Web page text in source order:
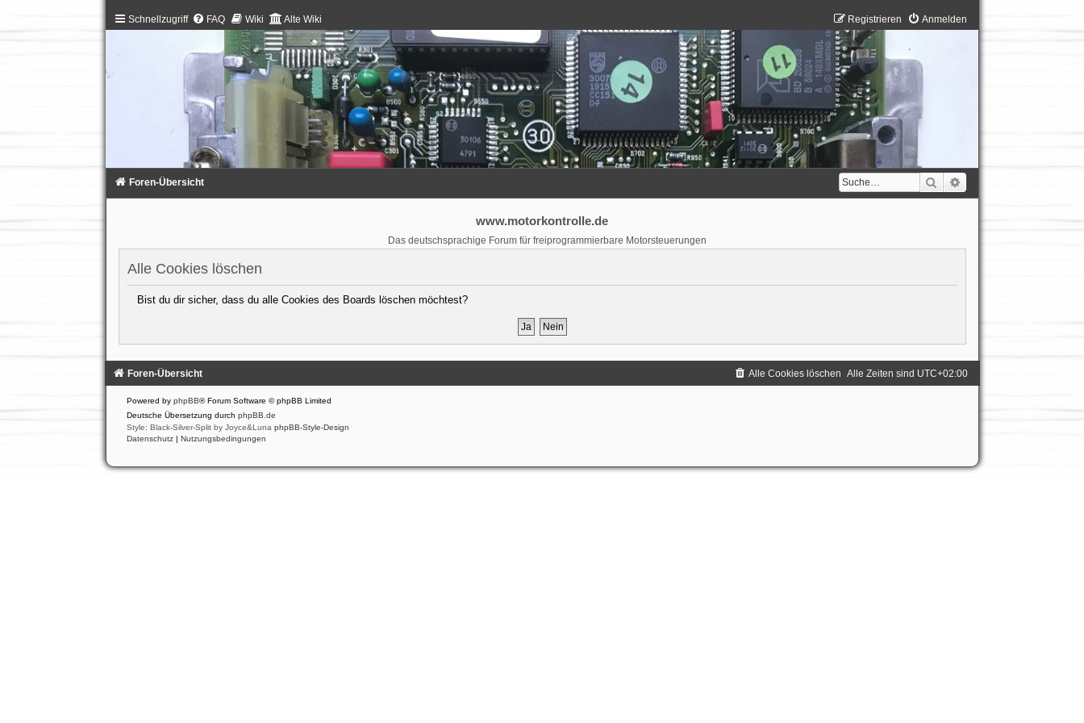
Schnellzugriff FAQ Wiki Alte Wiki Anmelden
Registrieren
Suche
Foren-Übersicht
www.motorkontrolle.de
Das deutschsprachige Forum für freiprogrammierbare Motorsteuerungen
Alle Cookies löschen
Bist du dir sicher, dass du alle Cookies des Boards löschen möchtest?
Foren-Übersicht Alle Zeiten sind UTC+02:00
Alle Cookies löschen
Powered by phpBB® Forum Software © phpBB Limited
Deutsche Übersetzung durch phpBB.de
Style: Black-Silver-Split by Joyce&Luna phpBB-Style-Design
Datenschutz | Nutzungsbedingungen